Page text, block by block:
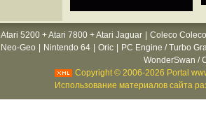
Atari 5200 + Atari 7800 + Atari Jaguar
Coleco
Neo-Geo Nintendo 64 Oric
PC Engine / Turbo
WonderSwan /
Copyright © 2006-2026 Portal
Использование материалов сайта